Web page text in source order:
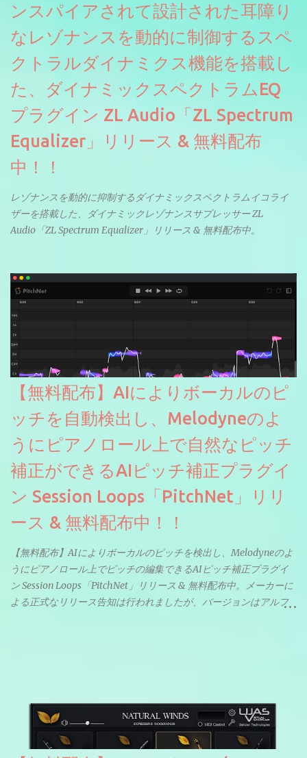
ンスパイアされて設計された耳障り
なレゾナンスを動的に制御するスペ
クトラルダイナミクス機能を搭載し
た、ダイナミックスペクトラムEQ
プラグイン ZL Audio「ZL Spectrum
Equalizer」リリース & 無料配布
中！！
レゾナンスを動的に抑制するダイナミックスペクトラムイコライ
ザーを搭載した、ダイナミックレゾナンスサプレッサー ZL
Audio「ZL Spectrum Equalizer」リリース & 無料配布中。
【無料配布】AIによりボーカルのピ
ッチを自動検出し、Melodyneのよ
うにピアノロール上で自然なピッチ
補正ができるAIピッチ補正プラグイ
ン Session Loops「PitchNet」リリ
ース & 無料配布中！！
【無料配布】AIによりボーカルのピッチを検出し、Melodyneのよ
うにピアノロール上でピッチの編集できるAIピッチ補正プラグイ
ン Session Loops「PitchNet」リリース & 無料配布中。メーカーに
よる正式なリリース告知は行われましたが、バージョンはアルフ
ソースを元に設計・改良した製品のようです。